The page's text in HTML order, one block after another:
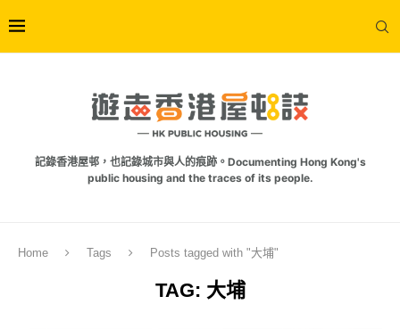
記錄香港屋邨，也記錄城市與人的痕跡。Documenting Hong Kong's
public housing and the traces of its people.
Home Tags Posts tagged with "大埔"
TAG: 大埔